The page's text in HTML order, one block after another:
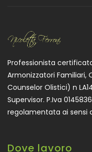
Professionista
Armonizzatori Familiari,
Counselor Olistici) n
Supervisor. P.Iva
regolamentata ai sensi
Dove lavoro